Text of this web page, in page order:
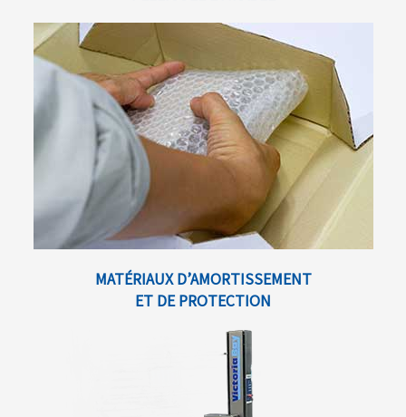
MATÉRIAUX D’AMORTISSEMENT
ET DE PROTECTION